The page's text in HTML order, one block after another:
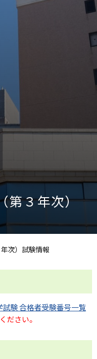
第３年次）
次）試験情報
験 合格者受験番号一覧
ださい。